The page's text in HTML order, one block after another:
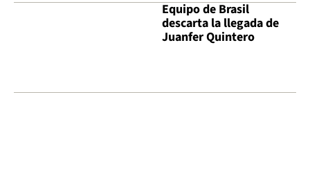
Equipo de Brasil
descarta la llegada de
Juanfer Quintero